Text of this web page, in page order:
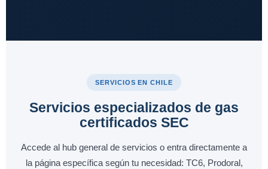
SERVICIOS EN CHILE
Servicios especializados de gas
certificados SEC
Accede al hub general de servicios o entra directamente a
la página específica según tu necesidad: TC6, Prodoral,